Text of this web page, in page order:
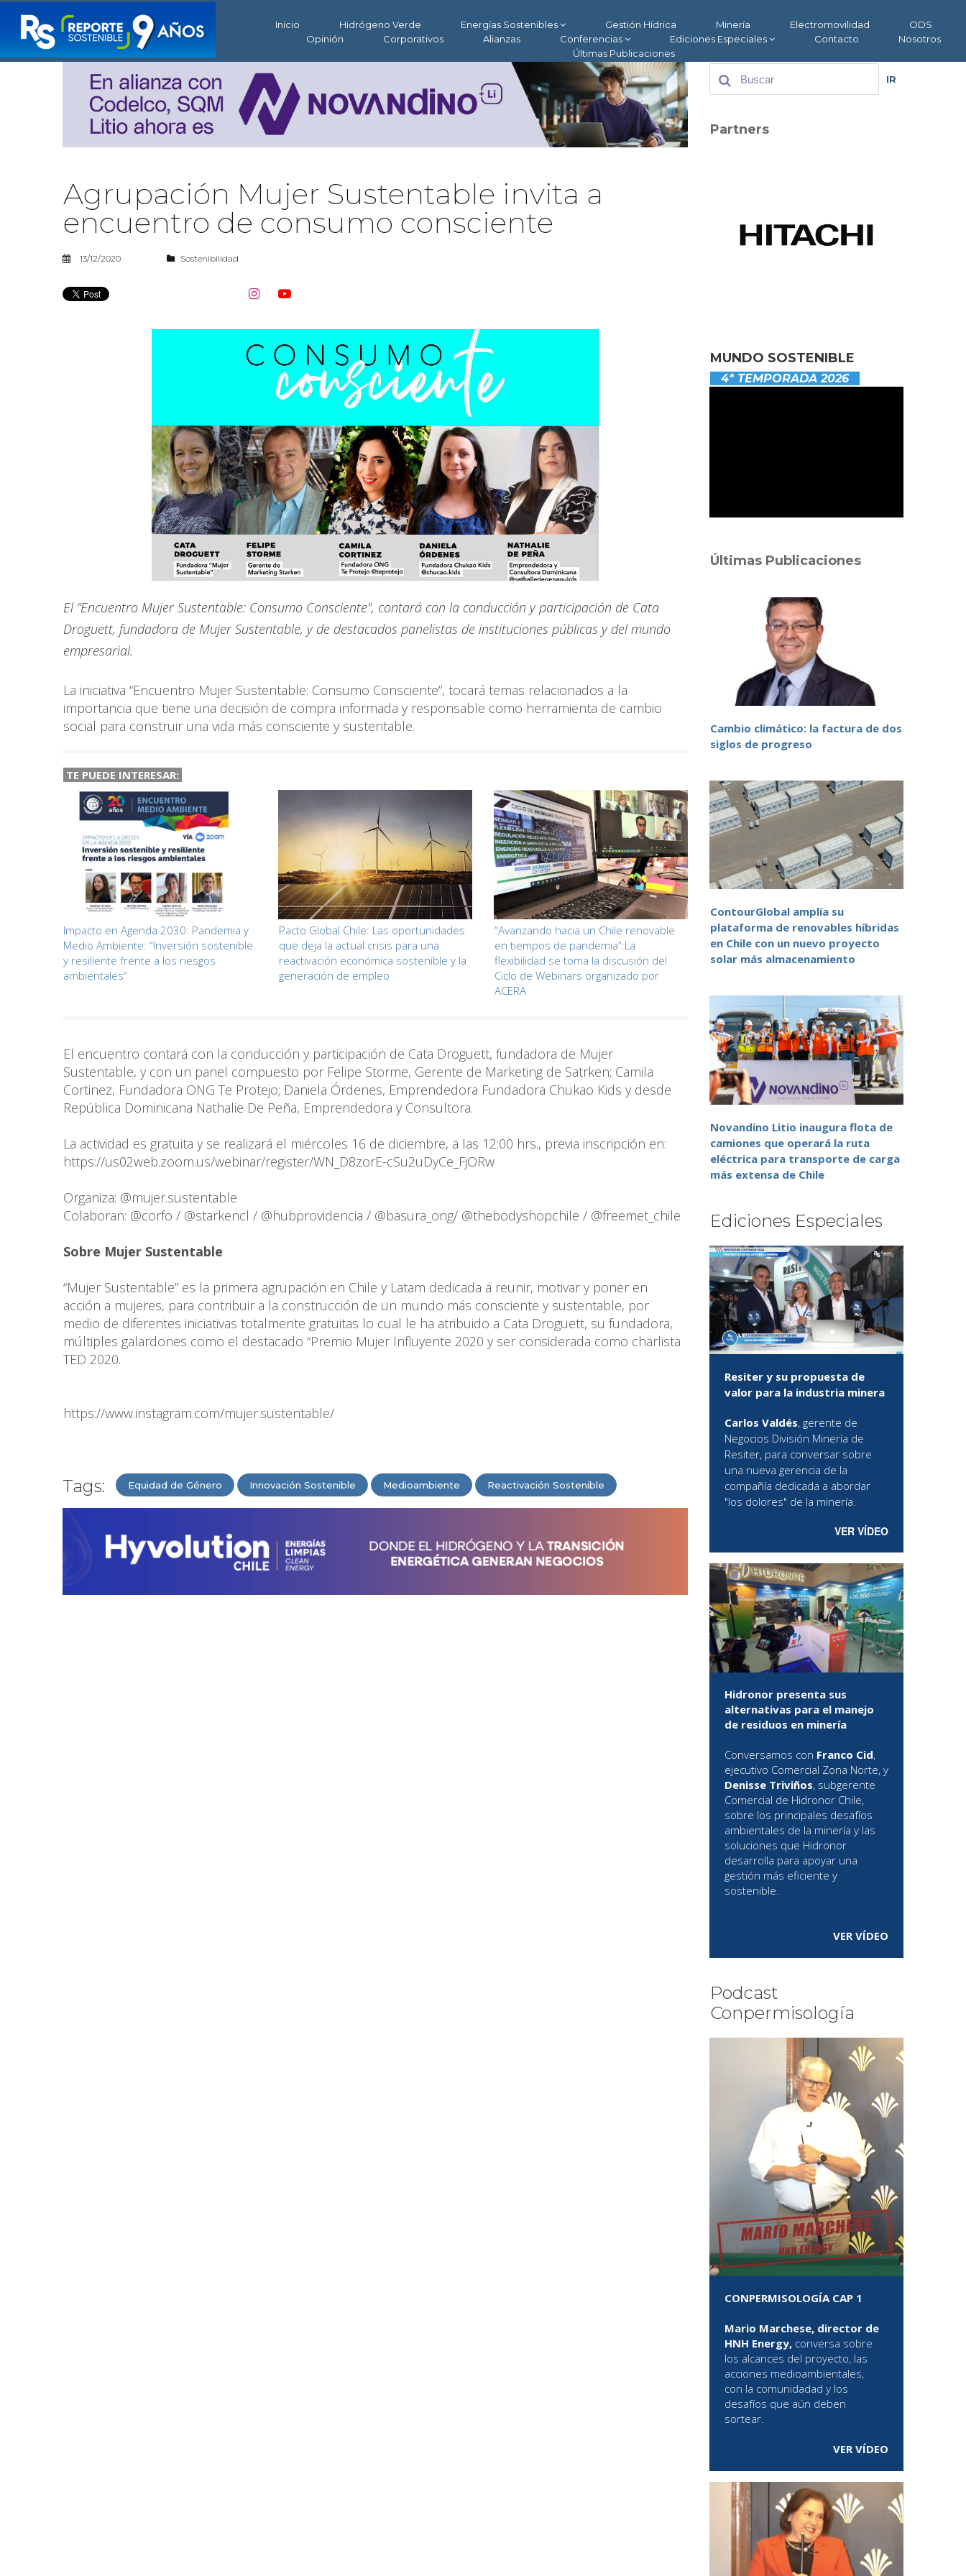
Inicio Hidrógeno Verde Energías Sostenibles Gestión Hídrica Minería Electromovilidad
ODS
Opinión
Corporativos Alianzas Conferencias Ediciones Especiales Contacto
Nosotros
Últimas Publicaciones
Agrupación Mujer Sustentable invita a
encuentro de consumo consciente
13/12/2020 Sostenibilidad
 
El “Encuentro Mujer Sustentable: Consumo Consciente", contará con la conducción y participación de Cata
Droguett, fundadora de Mujer Sustentable, y de destacados panelistas de instituciones públicas y del mundo
empresarial.
La iniciativa “Encuentro Mujer Sustentable: Consumo Consciente”, tocará temas relacionados a la
importancia que tiene una decisión de compra informada y responsable como herramienta de cambio
social para construir una vida más consciente y sustentable.
TE PUEDE INTERESAR:
Impacto en Agenda 2030: Pandemia y
Medio Ambiente: “Inversión sostenible
y resiliente frente a los riesgos
ambientales”
Pacto Global Chile: Las oportunidades
que deja la actual crisis para una
reactivación económica sostenible y la
generación de empleo
“Avanzando hacia un Chile renovable
en tiempos de pandemia”:La
flexibilidad se toma la discusión del
Ciclo de Webinars organizado por
ACERA
El encuentro contará con la conducción y participación de Cata Droguett, fundadora de Mujer
Sustentable, y con un panel compuesto por Felipe Storme, Gerente de Marketing de Satrken; Camila
Cortinez, Fundadora ONG Te Protejo; Daniela Órdenes, Emprendedora Fundadora Chukao Kids y desde
República Dominicana Nathalie De Peña, Emprendedora y Consultora.
La actividad es gratuita y se realizará el miércoles 16 de diciembre, a las 12:00 hrs., previa inscripción en:
https://us02web.zoom.us/webinar/register/WN_D8zorE-cSu2uDyCe_FjORw
Organiza: @mujer.sustentable
Colaboran: @corfo / @starkencl / @hubprovidencia / @basura_ong/ @thebodyshopchile / @freemet_chile
Sobre Mujer Sustentable
“Mujer Sustentable” es la primera agrupación en Chile y Latam dedicada a reunir, motivar y poner en
acción a mujeres, para contribuir a la construcción de un mundo más consciente y sustentable, por
medio de diferentes iniciativas totalmente gratuitas lo cual le ha atribuido a Cata Droguett, su fundadora,
múltiples galardones como el destacado “Premio Mujer Influyente 2020 y ser considerada como charlista
TED 2020.
https://www.instagram.com/mujer.sustentable/
Tags: Equidad de Género Innovación Sostenible Medioambiente Reactivación Sostenible
IR
Partners
MUNDO SOSTENIBLE
4ª TEMPORADA 2026
Últimas Publicaciones
Cambio climático: la factura de dos
siglos de progreso
ContourGlobal amplía su
plataforma de renovables híbridas
en Chile con un nuevo proyecto
solar más almacenamiento
Novandino Litio inaugura flota de
camiones que operará la ruta
eléctrica para transporte de carga
más extensa de Chile
Ediciones Especiales
Resiter y su propuesta de
valor para la industria minera
Carlos Valdés, gerente de
Negocios División Minería de
Resiter, para conversar sobre
una nueva gerencia de la
compañía dedicada a abordar
"los dolores" de la minería.
VER VÍDEO
Hidronor presenta sus
alternativas para el manejo
de residuos en minería
Conversamos con Franco Cid,
ejecutivo Comercial Zona Norte, y
Denisse Triviños, subgerente
Comercial de Hidronor Chile,
sobre los principales desafíos
ambientales de la minería y las
soluciones que Hidronor
desarrolla para apoyar una
gestión más eficiente y
sostenible.
VER VÍDEO
Podcast
Conpermisología
CONPERMISOLOGÍA CAP 1
Mario Marchese, director de
HNH Energy, conversa sobre
los alcances del proyecto, las
acciones medioambientales,
con la comunidadad y los
desafíos que aún deben
sortear.
VER VÍDEO